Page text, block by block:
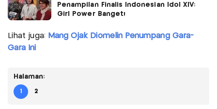
Penampilan Finalis Indonesian Idol XIV:
Girl Power Banget!
Lihat juga: Mang Ojak Diomelin Penumpang Gara-
Gara Ini
Halaman:
1 2